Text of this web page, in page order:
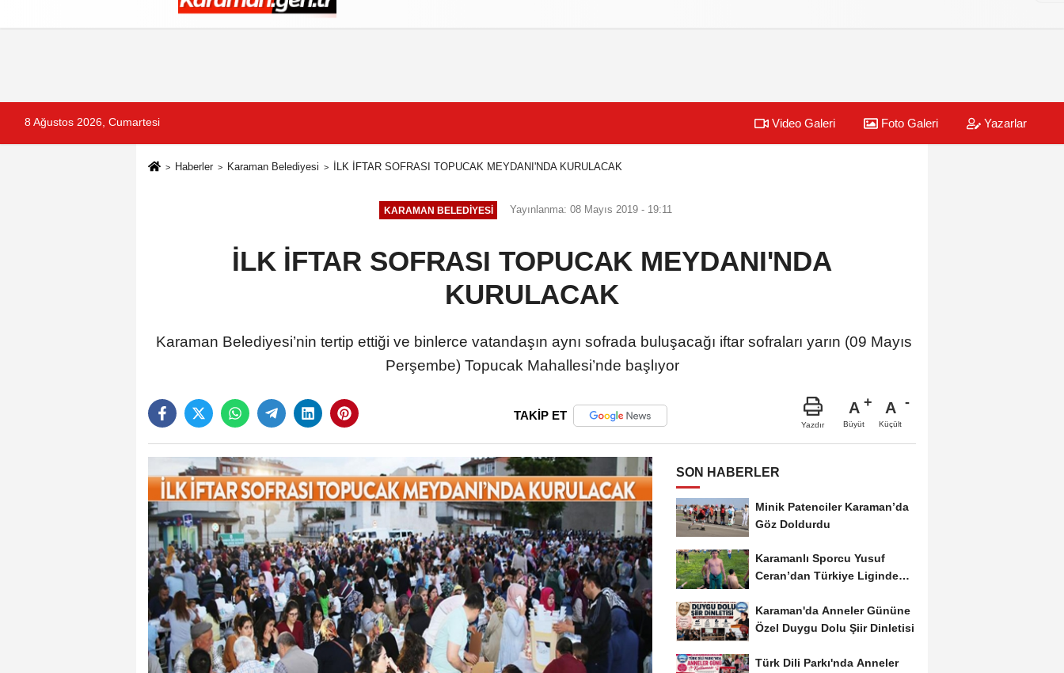
Künye İletişim Çerez Politikası
8 Ağustos 2026, Cumartesi Video Galeri Foto Galeri Yazarlar
Haberler Karaman Belediyesi İLK İFTAR SOFRASI TOPUCAK MEYDANI'NDA KURULACAK
KARAMAN BELEDIYESI Yayınlanma: 08 Mayıs 2019 - 19:11
İLK İFTAR SOFRASI TOPUCAK MEYDANI'NDA
KURULACAK
Karaman Belediyesi’nin tertip ettiği ve binlerce vatandaşın aynı sofrada buluşacağı iftar sofraları yarın (09 Mayıs
Perşembe) Topucak Mahallesi’nde başlıyor
TAKİP ET
Yazdır
A
Büyüt
A
Küçült
SON HABERLER
Minik Patenciler Karaman’da
Göz Doldurdu
Karamanlı Sporcu Yusuf
Ceran’dan Türkiye Liginde
Karaman'da Anneler Gününe
Özel Duygu Dolu Şiir Dinletisi
Türk Dili Parkı'nda Anneler